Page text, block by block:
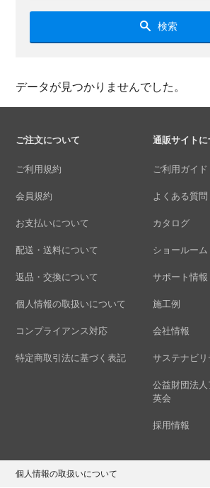
検索
データが見つかりませんでした。
ご注文について
ご利用規約
会員規約
お支払いについて
配送・送料について
返品・交換について
個人情報の取扱いについて
コンプライアンス対応
特定商取引法に基づく表記
通販サイトに
ご利用ガイド
よくある質問
カタログ
ショールーム
サポート情報
施工例
会社情報
サステナビリ
公益財団法
英会
採用情報
個人情報の取扱いについて